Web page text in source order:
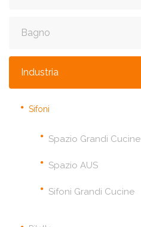
Bagno
Industria
Sifoni
Spazio Grandi Cucine
Spazio AUS
Sifoni Grandi Cucine